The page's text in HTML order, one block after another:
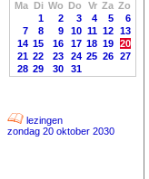
Ma Di Wo Do Vr Za Zo
1
2 3 4 5
6
7
8 9 10 11 12 13
14 15 16 17 18 19 20
21 22 23 24 25 26 27
28 29 30 31
lezingen
zondag 20 oktober 2030